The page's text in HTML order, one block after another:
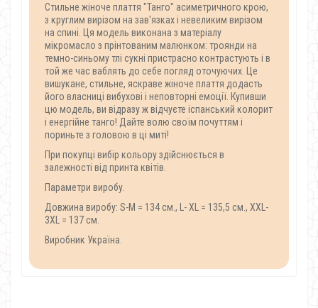
Стильне жіноче плаття "Танго" асиметричного крою,
з круглим вирізом на зав'язках і невеликим вирізом
на спині. Ця модель виконана з матеріалу
мікромасло з прінтованим малюнком: троянди на
темно-синьому тлі сукні пристрасно контрастують і в
той же час ваблять до себе погляд оточуючих. Це
вишукане, стильне, яскраве жіноче плаття додасть
його власниці вибухові і неповторні емоції. Купивши
цю модель, ви відразу ж відчуєте іспанський колорит
і енергійне танго! Дайте волю своїм почуттям і
пориньте з головою в ці миті!
При покупці вибір кольору здійснюється в
залежності від принта квітів.
Параметри виробу.
Довжина виробу: S-M = 134 см., L- XL = 135,5 см., XХL-
3XL = 137 см.
Виробник Україна.